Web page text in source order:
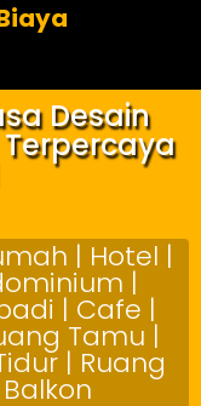
Desain
| Hotel |
|
| Cafe |
Tamu |
| Ruang